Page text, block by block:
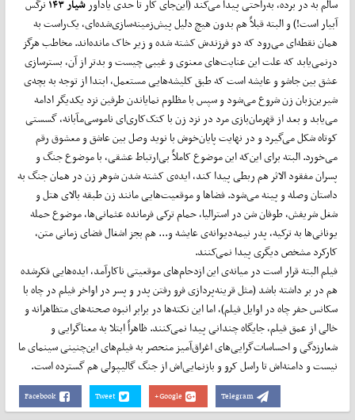
سالم به در برده، به‌راحتی پیدا می‌کند (این‌جای کار تا حدی یادآور شیار ۱۴۳
نرگس
آبیار است!) و البته قبلاً هم بدون هیچ دلیل پیش‌زمینه‌سازی‌شده‌ای، یک‌راست‌‌ به
همان نقطه‌ای می‌رود که دو فرزندش کشته شده و زیر خاک مانده‌اند. مخاطب هرگز
درنمی‌یابد که علت این عنایت‌های معنوی و غیبی چیست و بد‌تر از آن، بسترسازی
عشق بین جاشو و عایشه است که طبق کلیشه‌هایی مستعمل، ابتدا از توجه به بچه‌ی
شیرین‌زبان زن شروع می‌شود و سپس با مظلوم نمایاندن طرفین نزد یکدیگر ادامه
می‌یابد و بعد از قهرمان‌بازی مرد در نزد زن با کتک‌کاری‌ای ناموسی‌مآبانه، گسستی
کوتاه شکل می‌گیرد و در ‌‌نهایت پایان‌خوش با نوید وصل بین عاشق و معشوق رقم
می‌خورد. البته برای این‌که این موضوع کاملاً بی‌ارتباط عشقی، با موضوع جنگ و
پسران مفقود الاثر هم ربطی پیدا کند، ایده‌ی کشته شدن شوهر زن در‌‌ همان جنگ به
داستان وصله و پینه می‌شود. فضا‌ها و موقعیت‌هایی مانند زن طبقه بالای هتل و
شغل شریفش، طوفان شن در استرالیا، حمام ترکی فرمانده عثمانی‌ها، موضوع حمله
یونانی‌ها به ترکیه، پدر نیمه‌دیوانه‌ی عایشه و... هم بجز اشغال فضای زمانی متن،
کارکرد مشخص دیگری پیدا نمی‌کنند.
فیلم البته قرار است در میانه‌ی این ازدحام‌های موقعیتی ناکارآمد، ایده‌هایی فکرشده
هم در بر داشته باشد (مثل قرینه‌پردازی فرو رفتن پدر و پسر در اواخر فیلم در چاه با
سکانس حفر چاه در اوایل فیلم)، اما این نکته‌ها در برابر انبوه صحنه‌های متظاهرانه و
خالی از عمق فیلم، جایگاه چندانی پیدا نمی‌کنند. ظاهراً ابتلا به معناگرایی و
شعارزدگی و احساسات‌گرایی‌های اغراق‌آمیز منحصر به فیلم‌های این‌چنینی سینمای ما
نیست و دامنه‌اش تا راسل کرو و بازنمایی‌اش از جنگ گالیپولی هم گسترده است.
Facebook Tweet Google+ Telegram